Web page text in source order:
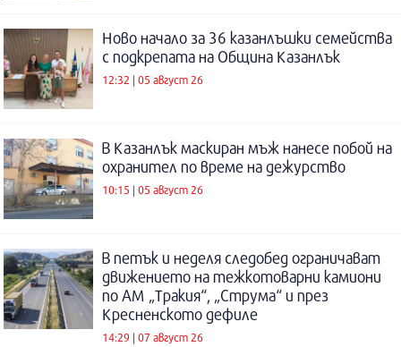
Ново начало за 36 казанлъшки семейства
с подкрепата на Община Казанлък
12:32 | 05 август 26
В Казанлък маскиран мъж нанесе побой на
охранител по време на дежурство
10:15 | 05 август 26
В петък и неделя следобед ограничават
движението на тежкотоварни камиони
по АМ „Тракия“, „Струма“ и през
Кресненското дефиле
14:29 | 07 август 26